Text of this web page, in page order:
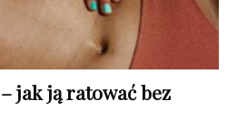
jak ją ratować bez